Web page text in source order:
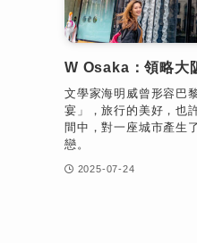
W Osaka：領略大
文學家海明威曾形容巴
宴」，旅行的美好，也
間中，對一座城市產生
戀。
2025-07-24